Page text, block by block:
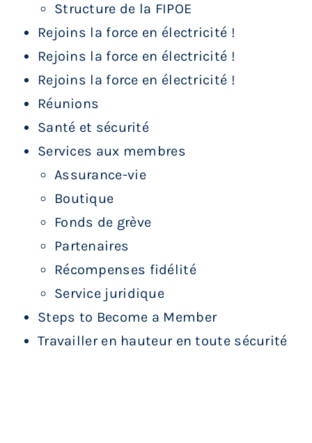
Structure de la FIPOE
Rejoins la force en électricité !
Rejoins la force en électricité !
Rejoins la force en électricité !
Réunions
Santé et sécurité
Services aux membres
Assurance-vie
Boutique
Fonds de grève
Partenaires
Récompenses fidélité
Service juridique
Steps to Become a Member
Travailler en hauteur en toute sécurité